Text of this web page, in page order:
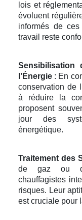
lois et
évoluent
informés de
travail reste
l’Énergie : En
conservation de
à réduire la
proposent
jour des
énergétique.
Traitement des
de gaz ou
chauffagistes
risques. Leur
est cruciale pour